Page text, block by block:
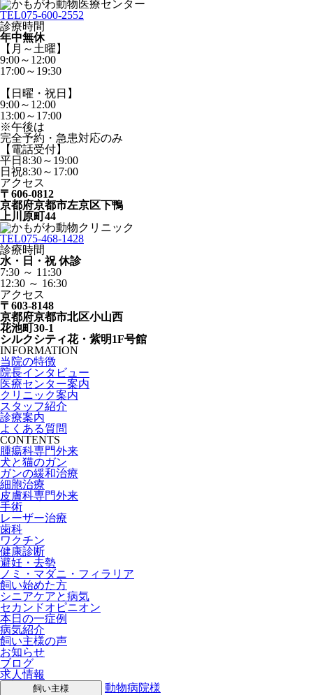
TEL075-600-2552
診療時間
年中無休
【月～土曜】
9:00～12:00
17:00～19:30
【日曜・祝日】
9:00～12:00
13:00～17:00
※午後は
完全予約・急患対応のみ
【電話受付】
平日8:30～19:00
日祝8:30～17:00
アクセス
〒606-0812
京都府京都市左京区下鴨
上川原町44
TEL075-468-1428
診療時間
水・日・祝 休診
7:30 ～ 11:30
12:30 ～ 16:30
アクセス
〒603-8148
京都府京都市北区小山西
花池町30-1
シルクシティ花・紫明1F号館
INFORMATION
当院の特徴
院長インタビュー
医療センター案内
クリニック案内
スタッフ紹介
診療案内
よくある質問
CONTENTS
腫瘍科専門外来
犬と猫のガン
ガンの緩和治療
細胞治療
皮膚科専門外来
手術
レーザー治療
歯科
ワクチン
健康診断
避妊・去勢
ノミ・マダニ・フィラリア
飼い始めた方
シニアケアと病気
セカンドオピニオン
本日の一症例
病気紹介
飼い主様の声
お知らせ
ブログ
求人情報
飼い主様
動物病院様